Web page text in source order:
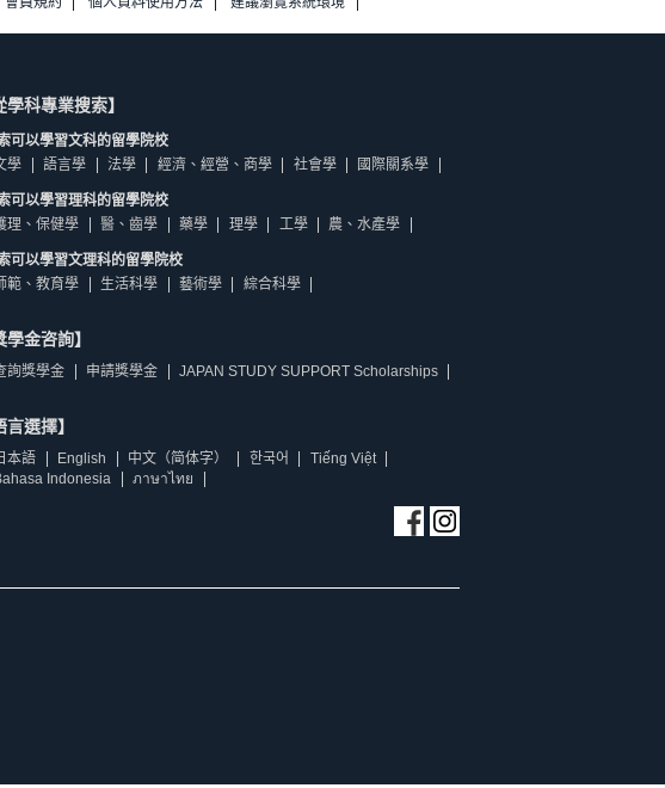
學科專業搜索】
可以學習文科的留學院校
學
語言學 法學 經濟、經營、商學 社會學 國際關系學
可以學習理科的留學院校
理、保健學
醫、齒學 藥學 理學 工學 農、水產學
可以學習文理科的留學院校
範、教育學
生活科學 藝術學 綜合科學
學金咨詢】
詢獎學金 申請獎學金 JAPAN STUDY SUPPORT Scholarships
言選擇】
本語 English 中文（简体字） 한국어
Tiếng Việt
Indonesia
ภาษาไทย